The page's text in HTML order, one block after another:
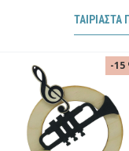
ΤΑΙΡΙΑΣΤΆ
-17 %